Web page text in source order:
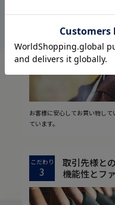
お客様に安心してお買い物し
ています。
こだわり
3
取引先様と
機能性とフ